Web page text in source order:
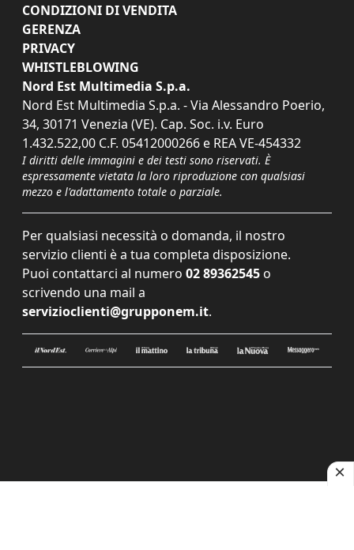
CONDIZIONI DI VENDITA
GERENZA
PRIVACY
WHISTLEBLOWING
Nord Est Multimedia S.p.a.
Nord Est Multimedia S.p.a. - Via Alessandro Poerio,
34, 30171 Venezia (VE). Cap. Soc. i.v. Euro
1.432.522,00 C.F. 05412000266 e REA VE-454332
I diritti delle immagini e dei testi sono riservati. È
espressamente vietata la loro riproduzione con qualsiasi
mezzo e l'adattamento totale o parziale.
Per qualsiasi necessità o domanda, il nostro
servizio clienti è a tua completa disposizione.
Puoi contattarci al numero 02 89362545 o
scrivendo una mail a
servizioclienti@grupponem.it.